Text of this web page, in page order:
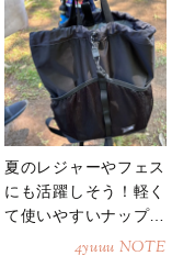
夏のレジャーやフェス
にも活躍しそう！軽く
て使いやすいナップサ
4yuuu NOTE